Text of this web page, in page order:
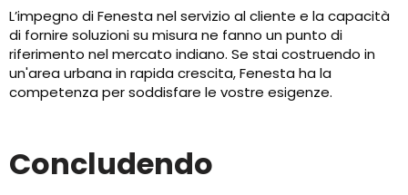
L’impegno di Fenesta nel servizio al cliente e la capacità
di fornire soluzioni su misura ne fanno un punto di
riferimento nel mercato indiano. Se stai costruendo in
un'area urbana in rapida crescita, Fenesta ha la
competenza per soddisfare le vostre esigenze.
Concludendo